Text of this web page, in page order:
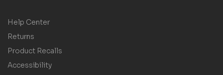
Help Center
Returns
Product Recalls
Accessibility